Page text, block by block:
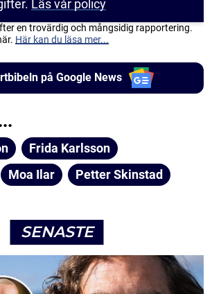
Läs vår policy
en trovärdig och mångsidig rapportering.
Här kan du läsa mer...
på Google News
Frida Karlsson
Moa Ilar Petter Skinstad
SENASTE